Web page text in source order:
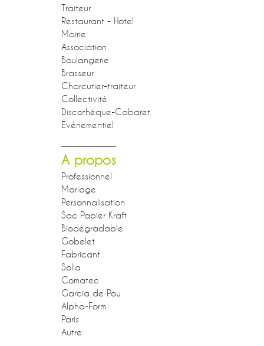
Traiteur
Restaurant - Hotel
Mairie
Association
Boulangerie
Brasseur
Charcutier-traiteur
Collectivité
Discothèque-Cabaret
Événementiel
A propos
Professionnel
Mariage
Personnalisation
Sac Papier Kraft
Biodégradable
Gobelet
Fabricant
Solia
Comatec
Garcia de Pou
Alpha-Form
Paris
Autre